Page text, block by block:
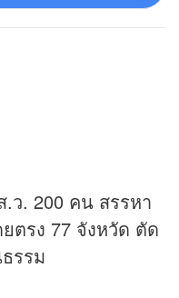
.ว. 200 คน สรรหา
ตรง 77 จังหวัด ตัด
รรม